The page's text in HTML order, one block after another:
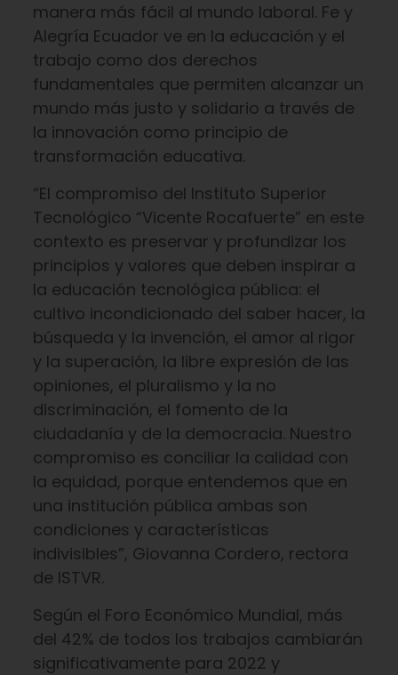
manera más fácil al mundo laboral. Fe y
Alegría Ecuador ve en la educación y el
trabajo como dos derechos
fundamentales que permiten alcanzar un
mundo más justo y solidario a través de
la innovación como principio de
transformación educativa.
“El compromiso del Instituto Superior
Tecnológico “Vicente Rocafuerte” en este
contexto es preservar y profundizar los
principios y valores que deben inspirar a
la educación tecnológica pública: el
cultivo incondicionado del saber hacer, la
búsqueda y la invención, el amor al rigor
y la superación, la libre expresión de las
opiniones, el pluralismo y la no
discriminación, el fomento de la
ciudadanía y de la democracia. Nuestro
compromiso es conciliar la calidad con
la equidad, porque entendemos que en
una institución pública ambas son
condiciones y características
indivisibles”, Giovanna Cordero, rectora
de ISTVR.
Según el Foro Económico Mundial, más
del 42% de todos los trabajos cambiarán
significativamente para 2022 y